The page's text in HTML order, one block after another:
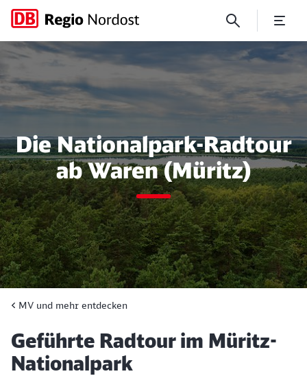
Geführte Radtour im
Die Nationalpark-Radtour
ab Waren (Müritz)
MV und mehr entdecken
Artikel:
Geführte Radtour im Müritz-
Nationalpark